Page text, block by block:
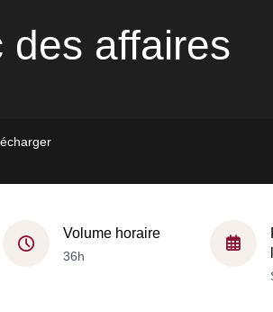
des affaires
Volume horaire
36h